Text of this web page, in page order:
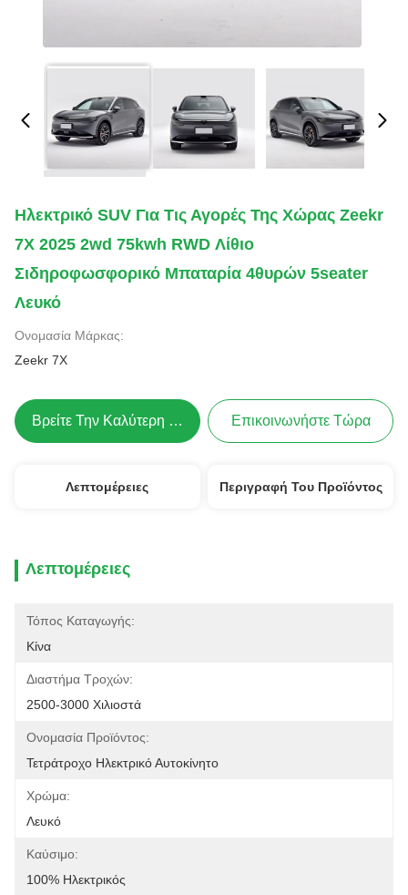
Ηλεκτρικό SUV Για Τις Αγορές Της Χώρας Zeekr
7X 2025 2wd 75kwh RWD Λίθιο
Σιδηροφωσφορικό Μπαταρία 4θυρών 5seater
Λευκό
Ονομασία Μάρκας:
Zeekr 7X
Βρείτε Την Καλύτερη Τιμή Επικοινωνήστε Τώρα
Λεπτομέρειες Περιγραφή Του Προϊόντος
Λεπτομέρειες
Τόπος Καταγωγής:
Κίνα
Διαστήμα Τροχών:
2500-3000 Χιλιοστά
Ονομασία Προϊόντος:
Τετράτροχο Ηλεκτρικό Αυτοκίνητο
Χρώμα:
Λευκό
Καύσιμο:
100% Ηλεκτρικός